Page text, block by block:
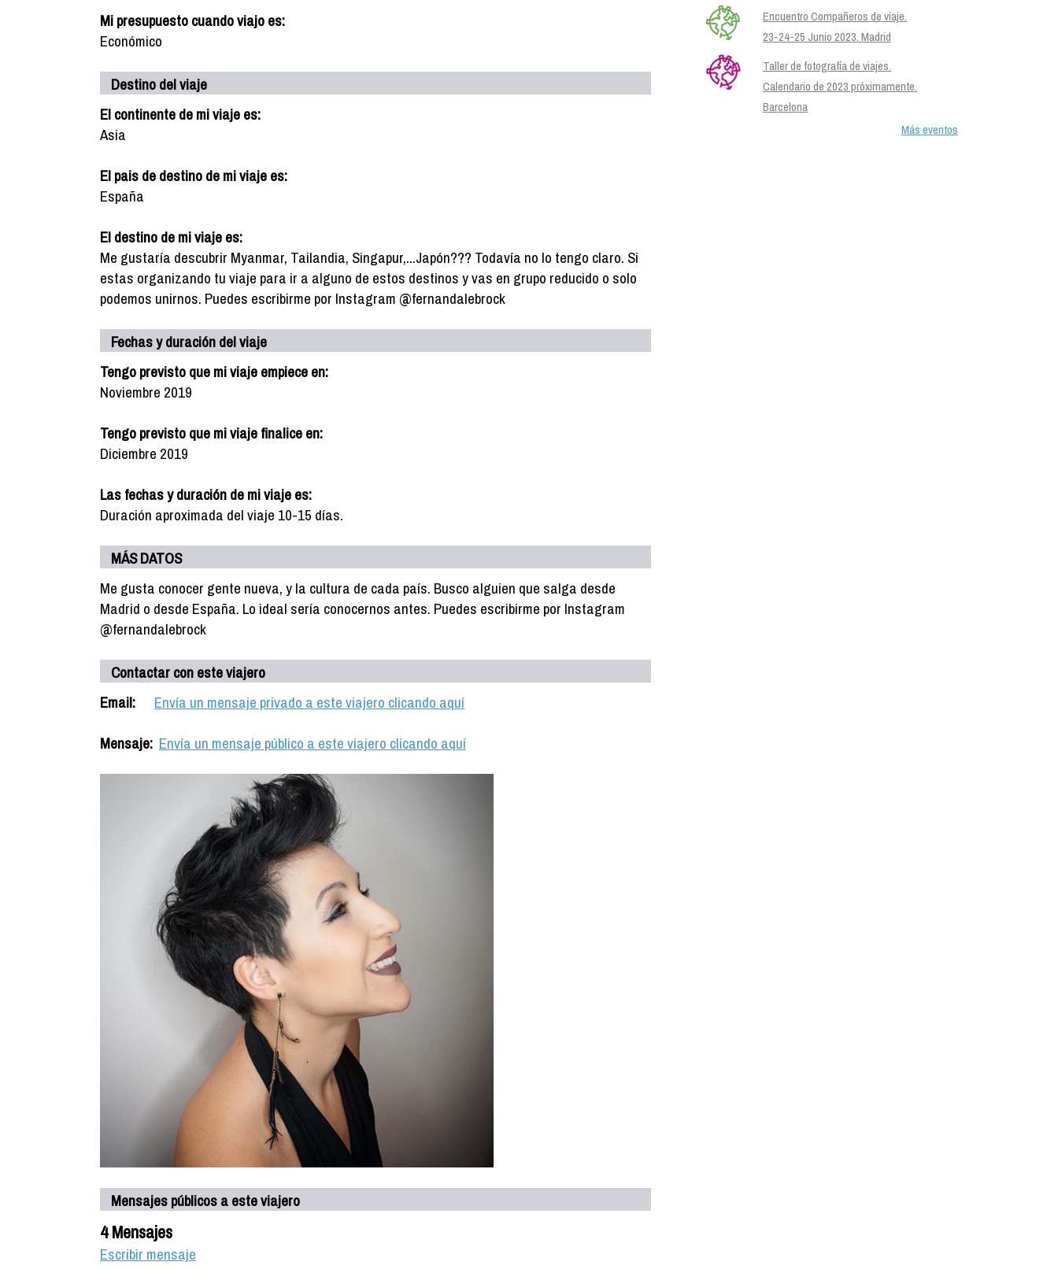
Mi presupuesto cuando viajo es:
Económico
Destino del viaje
El continente de mi viaje es:
Asia
El pais de destino de mi viaje es:
España
El destino de mi viaje es:
Me gustaría descubrir Myanmar, Tailandia, Singapur,...Japón??? Todavía no lo tengo claro. Si
estas organizando tu viaje para ir a alguno de estos destinos y vas en grupo reducido o solo
podemos unirnos. Puedes escribirme por Instagram @fernandalebrock
Fechas y duración del viaje
Tengo previsto que mi viaje empiece en:
Noviembre 2019
Tengo previsto que mi viaje finalice en:
Diciembre 2019
Las fechas y duración de mi viaje es:
Duración aproximada del viaje 10-15 días.
MÁS DATOS
Me gusta conocer gente nueva, y la cultura de cada país. Busco alguien que salga desde
Madrid o desde España. Lo ideal sería conocernos antes. Puedes escribirme por Instagram
@fernandalebrock
Contactar con este viajero
Email:
Envía un mensaje privado a este viajero clicando aquí
Mensaje: Envía un mensaje público a este viajero clicando aquí
Mensajes públicos a este viajero
4 Mensajes
Escribir mensaje
Encuentro Compañeros de viaje.
23-24-25 Junio 2023. Madrid
Taller de fotografía de viajes.
Calendario de 2023 próximamente.
Barcelona
Más eventos